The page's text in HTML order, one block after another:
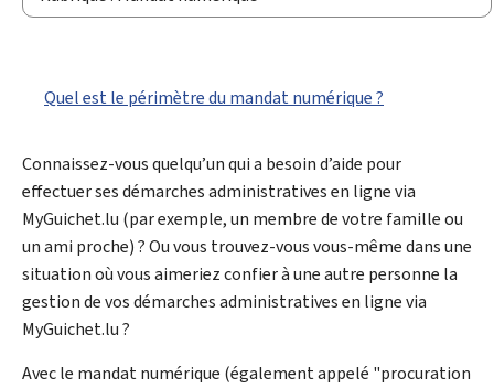
Quel est le périmètre du mandat numérique ?
Connaissez-vous quelqu’un qui a besoin d’aide pour
effectuer ses démarches administratives en ligne via
MyGuichet.lu (par exemple, un membre de votre famille ou
un ami proche) ? Ou vous trouvez-vous vous-même dans une
situation où vous aimeriez confier à une autre personne la
gestion de vos démarches administratives en ligne via
MyGuichet.lu ?
Avec le mandat numérique (également appelé "procuration